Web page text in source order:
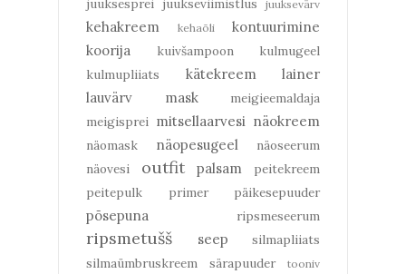
juuksesprei juukseviimistlus juuksevärv
kehakreem kehaõli
kontuurimine
koorija
kuivšampoon
kulmugeel
kulmupliiats
kätekreem
lainer
lauvärv
mask
meigieemaldaja
meigisprei mitsellaarvesi näokreem
näomask näopesugeel
näoseerum
näovesi
outfit palsam
peitekreem
peitepulk
primer päikesepuuder
põsepuna ripsmeseerum
ripsmetušš seep
silmapliiats
silmaümbruskreem
särapuuder tooniv